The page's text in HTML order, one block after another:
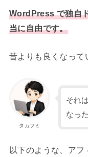
WordPress で独自
当に自由です。
昔よりも良くなって
タカフミ
それ
なっ
以下のような、ア